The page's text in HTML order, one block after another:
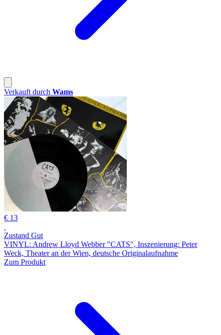
Verkauft durch Wams
€ 13
Zustand Gut
VINYL: Andrew Lloyd Webber "CATS", Inszenierung: Peter
Weck, Theater an der Wien, deutsche Originalaufnahme
Zum Produkt